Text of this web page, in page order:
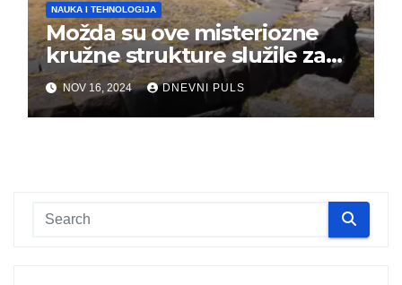
NAUKA I TEHNOLOGIJA
Možda su ove misteriozne
kružne strukture služile za
kontrolu vremena
NOV 16, 2024 DNEVNI PULS